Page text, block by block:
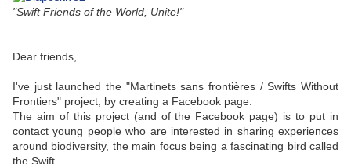
"Swift Friends of the World, Unite!"
Dear friends,
I've just launched the "Martinets sans frontières / Swifts Without
Frontiers" project, by creating a Facebook page.
The aim of this project (and of the Facebook page) is to put in
contact young people who are interested in sharing experiences
around biodiversity, the main focus being a fascinating bird called
the Swift.